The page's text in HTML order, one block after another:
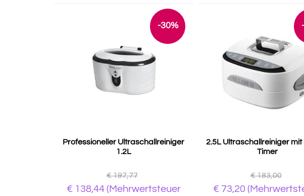
-30%
Professioneller Ultraschallreiniger
1.2L
€ 197,77
€ 138,44(Mehrwertsteuer
2.5L Ultraschallreiniger mit
Timer
€ 183,00
€ 73,20